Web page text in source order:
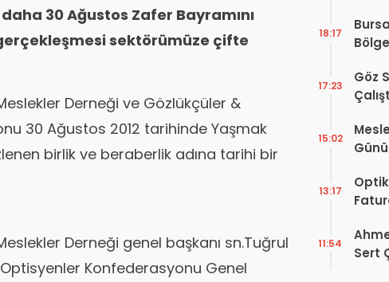
30 Ağustos Zafer Bayramını
sektörümüze çifte
Derneği ve Gözlükçüler &
30 Ağustos 2012 tarihinde Yaşmak
birlik ve beraberlik adına tarihi bir
Derneği genel başkanı sn.Tuğrul
Optisyenler Konfederasyonu Genel
18:17
Göz
17:23
15:02
13:17
Sert
11:54